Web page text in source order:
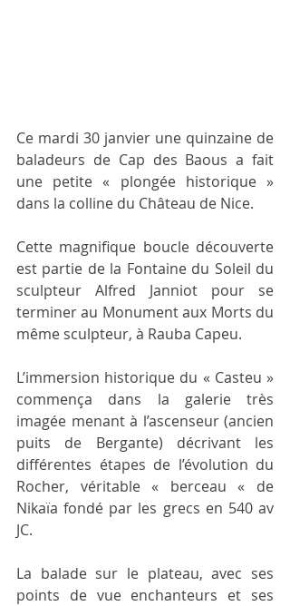
Ce mardi 30 janvier une quinzaine de
baladeurs de Cap des Baous a fait
une petite « plongée historique »
dans la colline du Château de Nice.
Cette magnifique boucle découverte
est partie de la Fontaine du Soleil du
sculpteur Alfred Janniot pour se
terminer au Monument aux Morts du
même sculpteur, à Rauba Capeu.
L’immersion historique du « Casteu »
commença dans la galerie très
imagée menant à l’ascenseur (ancien
puits de Bergante) décrivant les
différentes étapes de l’évolution du
Rocher, véritable « berceau « de
Nikaïa fondé par les grecs en 540 av
JC.
La balade sur le plateau, avec ses
points de vue enchanteurs et ses